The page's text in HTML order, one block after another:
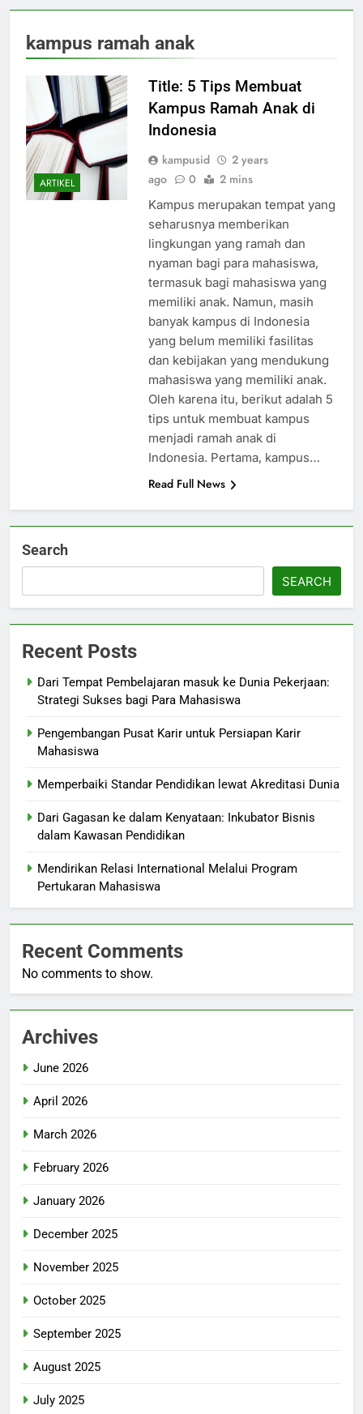
kampus ramah anak
ARTIKEL
Title: 5 Tips Membuat
Kampus Ramah Anak di
Indonesia
kampusid
2 years
ago
0 2 mins
Kampus merupakan tempat yang
seharusnya memberikan
lingkungan yang ramah dan
nyaman bagi para mahasiswa,
termasuk bagi mahasiswa yang
memiliki anak. Namun, masih
banyak kampus di Indonesia
yang belum memiliki fasilitas
dan kebijakan yang mendukung
mahasiswa yang memiliki anak.
Oleh karena itu, berikut adalah 5
tips untuk membuat kampus
menjadi ramah anak di
Indonesia. Pertama, kampus…
Read Full News
Search
SEARCH
Recent Posts
Dari Tempat Pembelajaran masuk ke Dunia Pekerjaan:
Strategi Sukses bagi Para Mahasiswa
Pengembangan Pusat Karir untuk Persiapan Karir
Mahasiswa
Memperbaiki Standar Pendidikan lewat Akreditasi Dunia
Dari Gagasan ke dalam Kenyataan: Inkubator Bisnis
dalam Kawasan Pendidikan
Mendirikan Relasi International Melalui Program
Pertukaran Mahasiswa
Recent Comments
No comments to show.
Archives
June 2026
April 2026
March 2026
February 2026
January 2026
December 2025
November 2025
October 2025
September 2025
August 2025
July 2025